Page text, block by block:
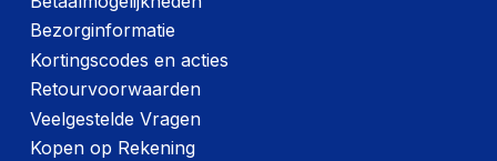
Bezorginformatie
Kortingscodes en acties
Retourvoorwaarden
Veelgestelde Vragen
Kopen op Rekening